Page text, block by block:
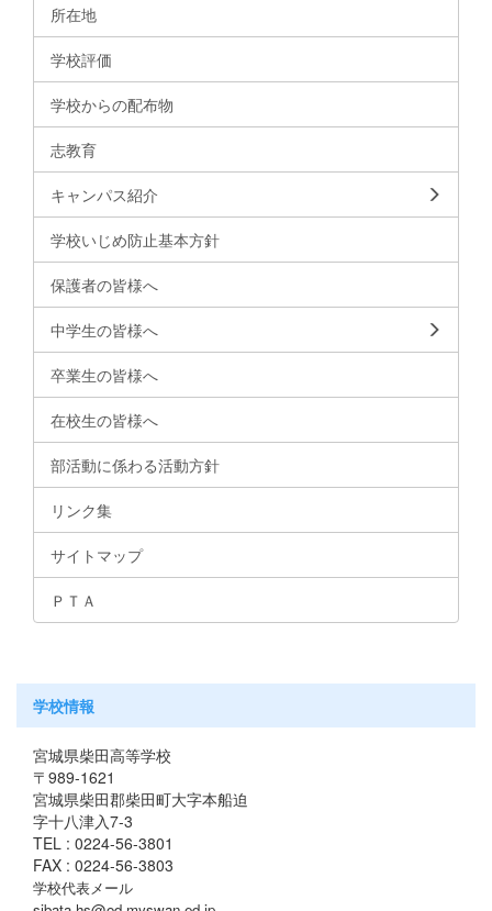
所在地
学校評価
学校からの配布物
志教育
キャンパス紹介
学校いじめ防止基本方針
保護者の皆様へ
中学生の皆様へ
卒業生の皆様へ
在校生の皆様へ
部活動に係わる活動方針
リンク集
サイトマップ
ＰＴＡ
学校情報
宮城県柴田高等学校
〒989-1621
宮城県柴田郡柴田町大字本船迫
字十八津入7-3
TEL : 0224-56-3801
FAX : 0224-56-3803
学校代表メール